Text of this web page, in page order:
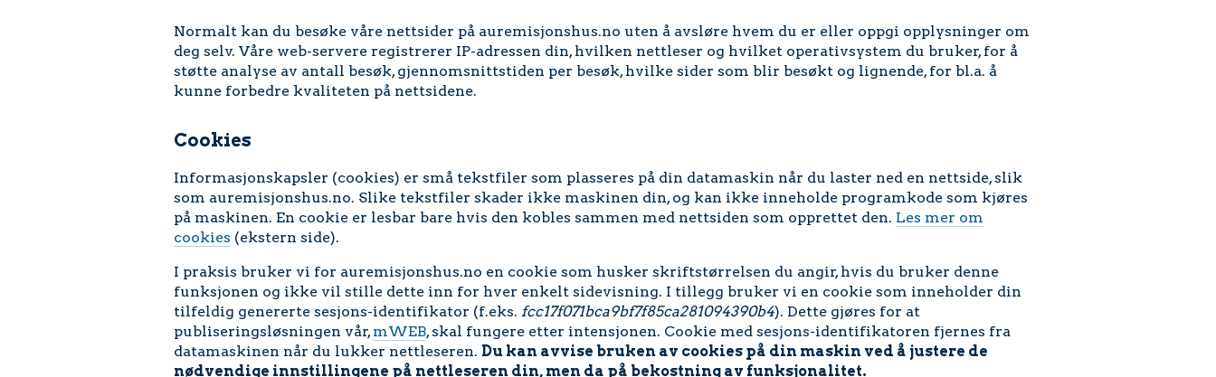
Normalt kan du besøke våre nettsider på auremisjonshus.no uten å avsløre hvem du er eller oppgi opplysninger om
deg selv. Våre web-servere registrerer IP-adressen din, hvilken nettleser og hvilket operativsystem du bruker, for å
støtte analyse av antall besøk, gjennomsnittstiden per besøk, hvilke sider som blir besøkt og lignende, for bl.a. å
kunne forbedre kvaliteten på nettsidene.
Cookies
Informasjonskapsler (cookies) er små tekstfiler som plasseres på din datamaskin når du laster ned en nettside, slik
som auremisjonshus.no. Slike tekstfiler skader ikke maskinen din, og kan ikke inneholde programkode som kjøres
på maskinen. En cookie er lesbar bare hvis den kobles sammen med nettsiden som opprettet den. Les mer om
cookies (ekstern side).
I praksis bruker vi for auremisjonshus.no en cookie som husker skriftstørrelsen du angir, hvis du bruker denne
funksjonen og ikke vil stille dette inn for hver enkelt sidevisning. I tillegg bruker vi en cookie som inneholder din
tilfeldig genererte sesjons-identifikator (f.eks. fcc17f071bca9bf7f85ca281094390b4). Dette gjøres for at
publiseringsløsningen vår,mWEB, skal fungere etter intensjonen. Cookie med sesjons-identifikatoren fjernes fra
datamaskinen når du lukker nettleseren. Du kan avvise bruken av cookies på din maskin ved å justere de
nødvendige innstillingene på nettleseren din, men da på bekostning av funksjonalitet.